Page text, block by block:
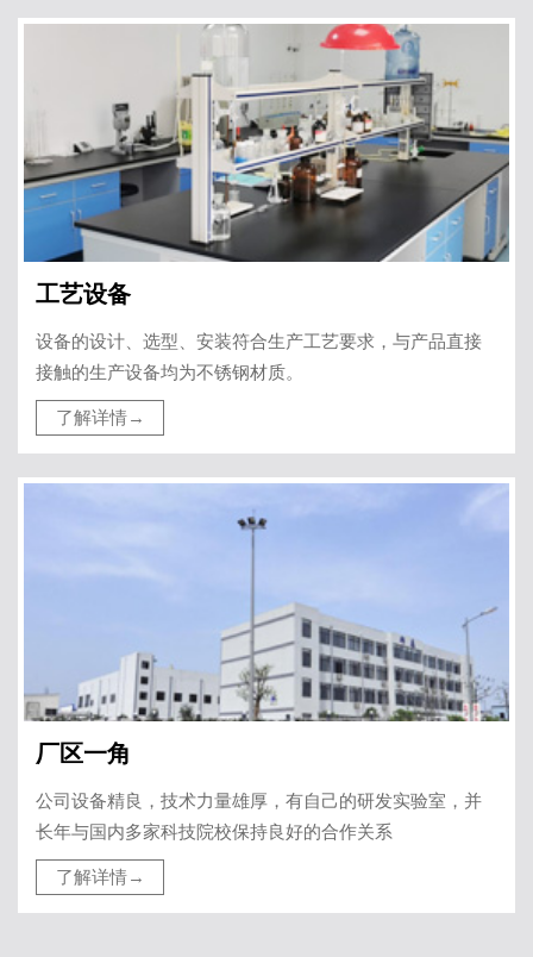
工艺设备
设备的设计、选型、安装符合生产工艺要求，与产品直接
接触的生产设备均为不锈钢材质。
了解详情→
厂区一角
公司设备精良，技术力量雄厚，有自己的研发实验室，并
长年与国内多家科技院校保持良好的合作关系
了解详情→